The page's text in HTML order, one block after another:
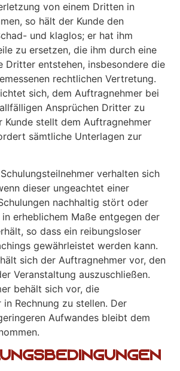
von einem Dritten in
so hält der Kunde den
und klaglos; er hat ihm
zu ersetzen, die ihm durch eine
Dritter entstehen, insbesondere die
rechtlichen Vertretung.
sich, dem Auftragnehmer bei
Ansprüchen Dritter zu
Kunde stellt dem Auftragnehmer
sämtliche Unterlagen zur
verhalten sich
dieser ungeachtet einer
nachhaltig stört oder
erheblichem Maße entgegen der
so dass ein reibungsloser
gewährleistet werden kann.
sich der Auftragnehmer vor, den
Veranstaltung auszuschließen.
behält sich vor, die
in Rechnung zu stellen. Der
Aufwandes bleibt dem